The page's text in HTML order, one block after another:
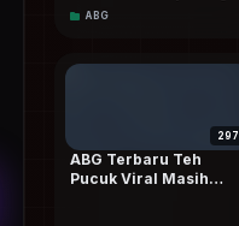
Sekolah Sampai Crotttt
ABG
297
ABG Terbaru Teh
Pucuk Viral Masih